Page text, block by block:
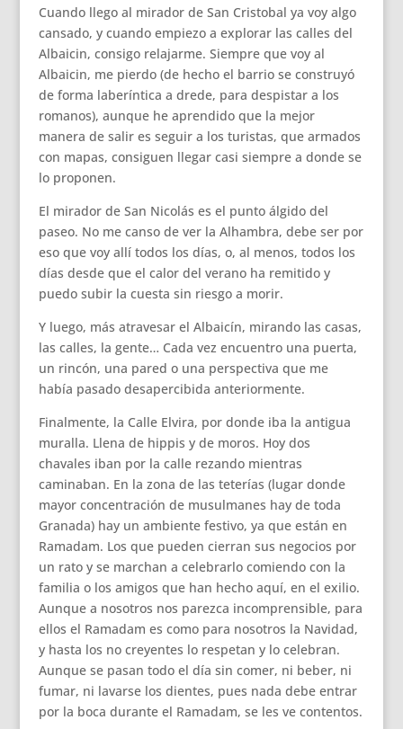
Cuando llego al mirador de San Cristobal ya voy algo
cansado, y cuando empiezo a explorar las calles del
Albaicin, consigo relajarme. Siempre que voy al
Albaicin, me pierdo (de hecho el barrio se construyó
de forma laberíntica a drede, para despistar a los
romanos), aunque he aprendido que la mejor
manera de salir es seguir a los turistas, que armados
con mapas, consiguen llegar casi siempre a donde se
lo proponen.
El mirador de San Nicolás es el punto álgido del
paseo. No me canso de ver la Alhambra, debe ser por
eso que voy allí todos los días, o, al menos, todos los
días desde que el calor del verano ha remitido y
puedo subir la cuesta sin riesgo a morir.
Y luego, más atravesar el Albaicín, mirando las casas,
las calles, la gente… Cada vez encuentro una puerta,
un rincón, una pared o una perspectiva que me
había pasado desapercibida anteriormente.
Finalmente, la Calle Elvira, por donde iba la antigua
muralla. Llena de hippis y de moros. Hoy dos
chavales iban por la calle rezando mientras
caminaban. En la zona de las teterías (lugar donde
mayor concentración de musulmanes hay de toda
Granada) hay un ambiente festivo, ya que están en
Ramadam. Los que pueden cierran sus negocios por
un rato y se marchan a celebrarlo comiendo con la
familia o los amigos que han hecho aquí, en el exilio.
Aunque a nosotros nos parezca incomprensible, para
ellos el Ramadam es como para nosotros la Navidad,
y hasta los no creyentes lo respetan y lo celebran.
Aunque se pasan todo el día sin comer, ni beber, ni
fumar, ni lavarse los dientes, pues nada debe entrar
por la boca durante el Ramadam, se les ve contentos.